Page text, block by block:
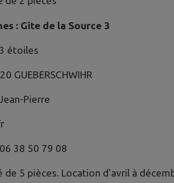
: Gite de la Source 3
étoiles
GUEBERSCHWIHR
Pierre
38 50 79 08
de 5 pièces. Location d'avril à